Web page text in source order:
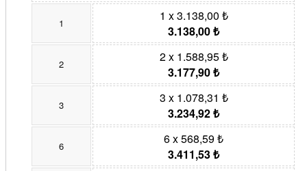
1
1 x 3.138,00 ₺
3.138,00 ₺
2
2 x 1.588,95 ₺
3.177,90 ₺
3
3 x 1.078,31 ₺
3.234,92 ₺
6
6 x 568,59 ₺
3.411,53 ₺